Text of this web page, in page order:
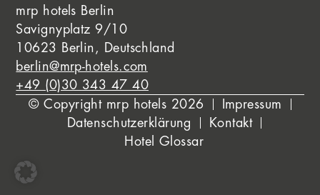
mrp hotels Berlin
Savignyplatz 9/10
10623 Berlin, Deutschland
berlin@mrp-hotels.com
+49 (0)30 343 47 40
© Copyright mrp hotels 2026
Impressum
Datenschutzerklärung
Kontakt
Hotel Glossar